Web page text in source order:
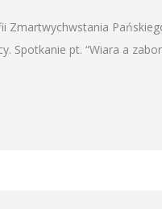
Zmartwychwstania
Spotkanie pt. “Wiara a